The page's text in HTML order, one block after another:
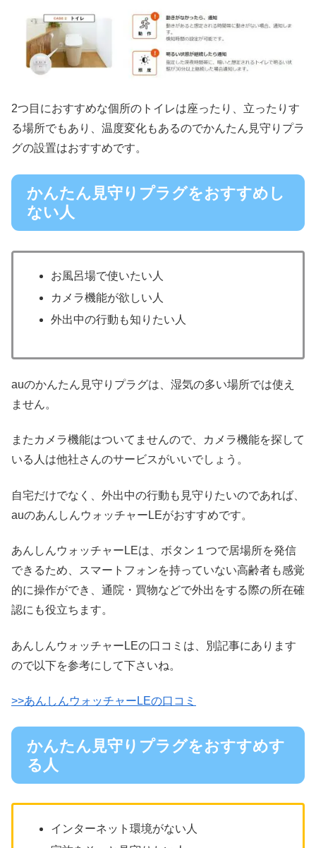
2つ目におすすめな個所のトイレは座ったり、立ったりす
る場所でもあり、温度変化もあるのでかんたん見守りプラ
グの設置はおすすめです。
かんたん見守りプラグをおすすめし
ない人
お風呂場で使いたい人
カメラ機能が欲しい人
外出中の行動も知りたい人
auのかんたん見守りプラグは、湿気の多い場所では使え
ません。
またカメラ機能はついてませんので、カメラ機能を探して
いる人は他社さんのサービスがいいでしょう。
自宅だけでなく、外出中の行動も見守りたいのであれば、
auのあんしんウォッチャーLEがおすすめです。
あんしんウォッチャーLEは、ボタン１つで居場所を発信
できるため、スマートフォンを持っていない高齢者も感覚
的に操作ができ、通院・買物などで外出をする際の所在確
認にも役立ちます。
あんしんウォッチャーLEの口コミは、別記事にあります
ので以下を参考にして下さいね。
>>あんしんウォッチャーLEの口コミ
かんたん見守りプラグをおすすめす
る人
インターネット環境がない人